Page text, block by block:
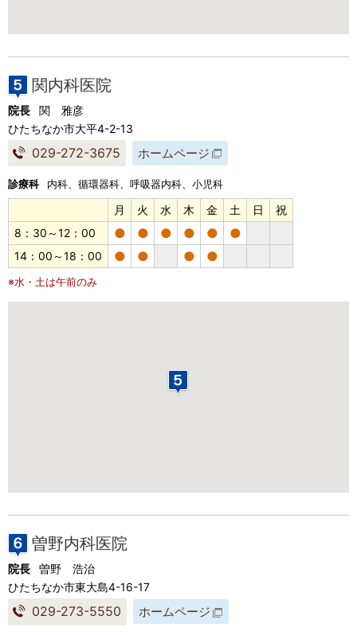
関内科医院
院長
関 雅彦
ひたちなか市大平4-2-13
029-272-3675 ホームページ
診療科 内科、循環器科、呼吸器内科、小児科
月 火 水 木 金 土 日
祝
8：30～12：00
● ● ● ● ● ●
14：00～18：00 ● ● ● ●
※水・土は午前のみ
曽野内科医院
院長
曽野 浩治
ひたちなか市東大島4-16-17
029-273-5550 ホームページ